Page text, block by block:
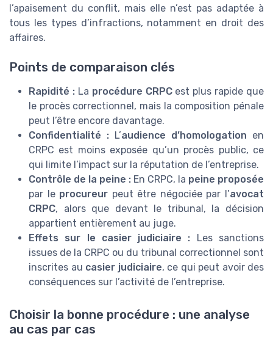
l’apaisement du conflit, mais elle n’est pas adaptée à
tous les types d’infractions, notamment en droit des
affaires.
Points de comparaison clés
Rapidité :La procédure CRPCest plus rapide que
le procès correctionnel, mais la composition pénale
peut l’être encore davantage.
Confidentialité : L’audience d’homologation en
CRPC est moins exposée qu’un procès public, ce
qui limite l’impact sur la réputation de l’entreprise.
Contrôle de la peine : En CRPC, la peine proposée
par le procureur peut être négociée par l’avocat
CRPC, alors que devant le tribunal, la décision
appartient entièrement au juge.
Effets sur le casier judiciaire : Les sanctions
issues de la CRPC ou du tribunal correctionnel sont
inscrites au casier judiciaire, ce qui peut avoir des
conséquences sur l’activité de l’entreprise.
Choisir la bonne procédure : une analyse
au cas par cas